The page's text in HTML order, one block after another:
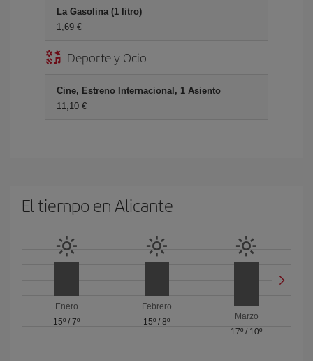
La Gasolina (1 litro)
1,69 €
Deporte y Ocio
Cine, Estreno Internacional, 1 Asiento
11,10 €
El tiempo en Alicante
Enero
15º /7º
Febrero
15º / 8º
Marzo
17º / 10º